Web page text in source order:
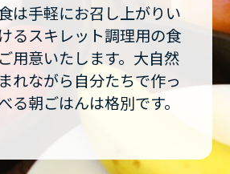
は手軽にお召し上がりい
るスキレット調理用の食
用意いたします。大自然
れながら自分たちで作っ
る朝ごはんは格別です。